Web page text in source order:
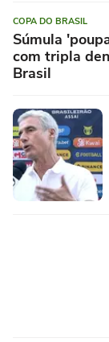
COPA DO BRASIL
Súmula
com tripla
Brasil